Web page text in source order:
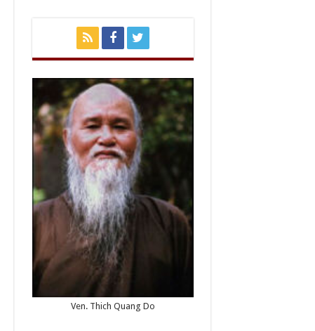
Ven. Thich Quang Do